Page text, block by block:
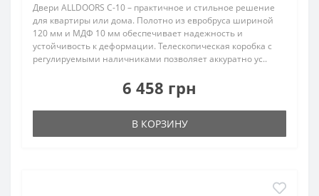
Двери ALLDOORS C-10 – практичное и стильное решение
для квартиры или дома. Полотно из евробруса шириной
120 мм и МДФ 10 мм обеспечивает надежность и
устойчивость к деформации. Телескопическая коробка с
регулируемыми наличниками позволяет аккуратно ус..
6 458 грн
В КОРЗИНУ